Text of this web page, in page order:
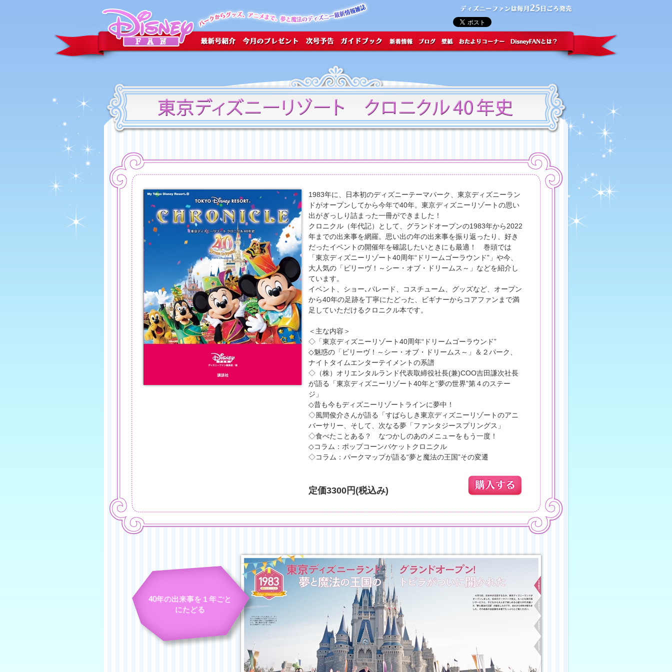
定価3300円(税込み)
1983年に、日本初のディズニーテーマパーク、東京ディズニーラン
ドがオープンしてから今年で40年。東京ディズニーリゾートの思い
出がぎっしり詰まった一冊ができました！
クロニクル（年代記）として、グランドオープンの1983年から2022
年までの出来事を網羅。思い出の年の出来事を振り返ったり、好き
だったイベントの開催年を確認したいときにも最適！ 巻頭では
「東京ディズニーリゾート40周年“ドリームゴーラウンド”」や今、
大人気の「ビリーヴ！～シー・オブ・ドリームス～」などを紹介し
ています。
イベント、ショー､パレード、コスチューム、グッズなど、オープン
から40年の足跡を丁寧にたどった、ビギナーからコアファンまで満
足していただけるクロニクル本です。
＜主な内容＞
◇「東京ディズニーリゾート40周年“ドリームゴーラウンド”
◇魅惑の「ビリーヴ！～シー・オブ・ドリームス～」＆２パーク、
ナイトタイムエンターテイメントの系譜
◇（株）オリエンタルランド代表取締役社長(兼)COO吉田謙次社長
が語る「東京ディズニーリゾート40年と“夢の世界”第４のステー
ジ」
◇昔も今もディズニーリゾートラインに夢中！
◇風間俊介さんが語る「すばらしき東京ディズニーリゾートのアニ
バーサリー、そして、次なる夢「ファンタジースプリングス」
◇食べたことある？ なつかしのあのメニューをもう一度！
◇コラム：ポップコーンバケットクロニクル
◇コラム：パークマップが語る“夢と魔法の王国”その変遷
40年の出来事を１年ごと
にたどる